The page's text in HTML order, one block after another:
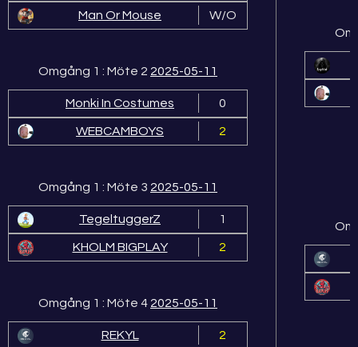
Man Or Mouse W/O
Omgång 1 : Möte 2 2025-05-11
Monki In Costumes 0
WEBCAMBOYS 2
Omgång 1 : Möte 3 2025-05-11
TegeltuggerZ 1
KHOLM BIGPLAY 2
Omgång 1 : Möte 4 2025-05-11
REKYL 2